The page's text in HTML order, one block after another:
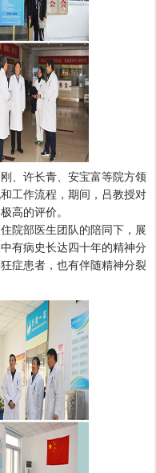
、许长青、安宝富等院方领
工作流程，期间，吕教授对
高的评价。
部医生团队的陪同下，展
有病史长达四十年的精神分
症患者，也有伴随精神分裂